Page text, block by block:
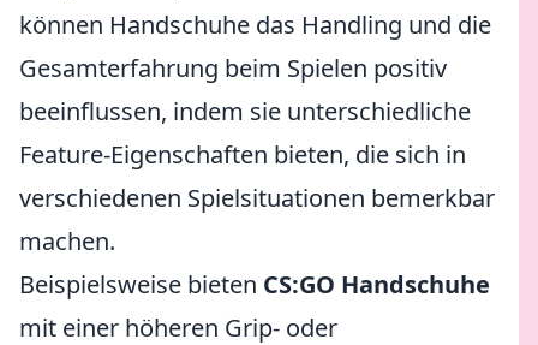
können Handschuhe das Handling und die
Gesamterfahrung beim Spielen positiv
beeinflussen, indem sie unterschiedliche
Feature-Eigenschaften bieten, die sich in
verschiedenen Spielsituationen bemerkbar
machen.
Beispielsweise bieten CS:GO Handschuhe
mit einer höheren Grip- oder